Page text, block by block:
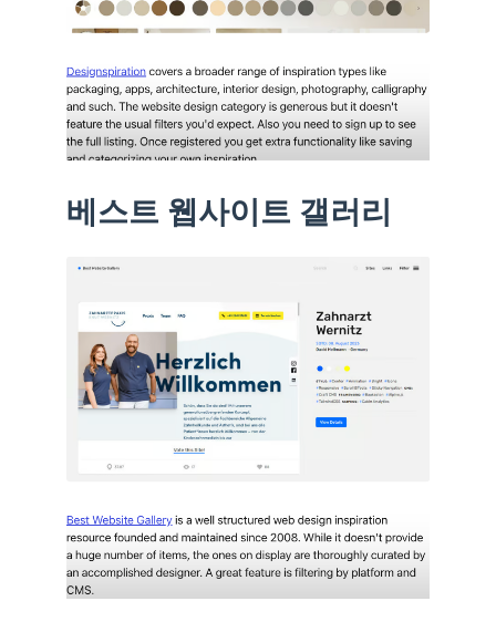
베스트 웹사이트 갤러리